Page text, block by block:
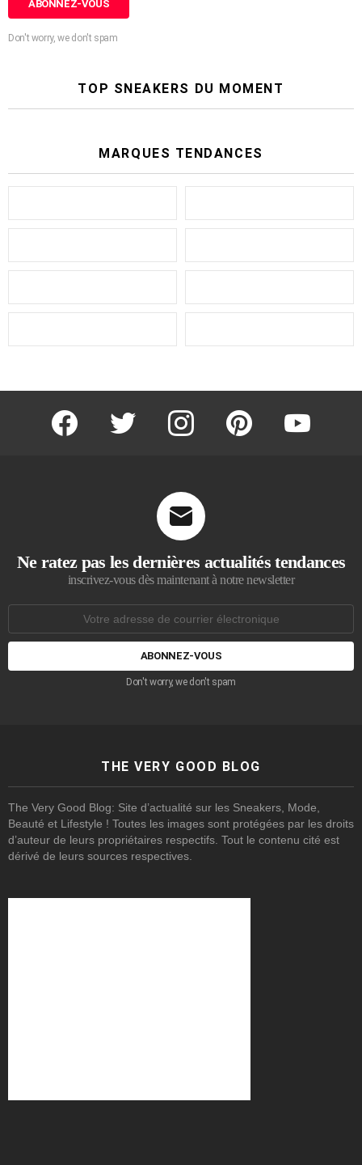
Don't worry, we don't spam
TOP SNEAKERS DU MOMENT
MARQUES TENDANCES
facebook twitter instagram pinterest
Ne ratez pas les dernières actualités tendances
inscrivez-vous dès maintenant à notre newsletter
courrier
Don't worry, we don't spam
THE VERY GOOD BLOG
The Very Good Blog: Site d’actualité sur les Sneakers, Mode,
Beauté et Lifestyle ! Toutes les images sont protégées par les droits
d’auteur de leurs propriétaires respectifs. Tout le contenu cité est
dérivé de leurs sources respectives.